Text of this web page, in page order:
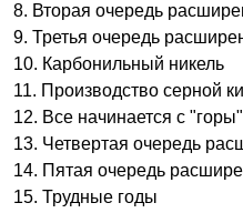
8. Вторая очередь
9. Третья очередь
10. Карбонильный никель
11. Производство серной
12. Все начинается с "горы"
13. Четвертая очередь
14. Пятая очередь
15. Трудные годы